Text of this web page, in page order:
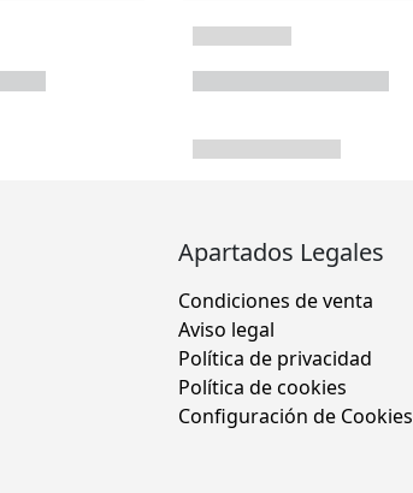
Apartados Legales
Condiciones de venta
Aviso legal
Política de privacidad
Política de cookies
Configuración de Cookies